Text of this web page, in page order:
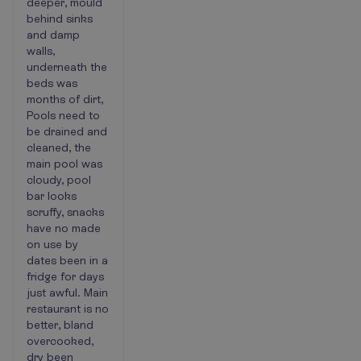
behind sinks
and damp
walls,
underneath the
beds was
months of dirt,
Pools need to
be drained and
cleaned, the
main pool was
cloudy, pool
bar looks
scruffy, snacks
have no made
on use by
dates been in a
fridge for days
just awful. Main
restaurant is no
better, bland
overcooked,
dry been